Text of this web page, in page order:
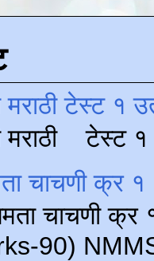
मराठी टेस्ट १
मराठी टेस्ट
चाचणी क्र
चाचणी
90) NMMS